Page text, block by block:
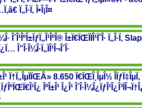
Ï„Î·Ï‚ Î•Î¡Î¤
Î´Î¹ÎºÎ±ÏƒÏ„Î¹ÎºÎ® Î±Ï€ÏŒÏÏÎ¹ÏˆÎ· Ï„Î·Ï‚
Î”Î·Î¼Î·Ï„ÏÎ¹Î¬Î´Î·
Ï†Ï„ÎµÏÏŒÂ» 8.650 Ï€ÏŒÎ¸ÎµÎ½
ÎºÎ±Î¹ Î¿Î¹